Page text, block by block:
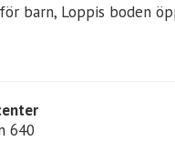
barn, Loppis boden
640